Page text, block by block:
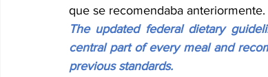
que se recomendaba anteriormente.
The updated federal dietary
central part of every meal and
previous standards.